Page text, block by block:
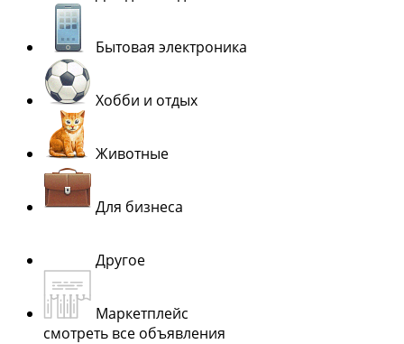
Бытовая электроника
Хобби и отдых
Животные
Для бизнеса
Другое
Маркетплейс
смотреть все объявления